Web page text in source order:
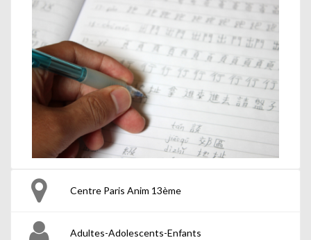
Centre Paris Anim 13ème
Adultes-Adolescents-Enfants